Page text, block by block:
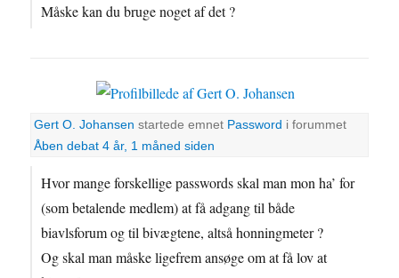
Måske kan du bruge noget af det ?
Gert O. Johansen startede emnet Password i forummet
Åben debat 4 år, 1 måned siden
Hvor mange forskellige passwords skal man mon ha’ for
(som betalende medlem) at få adgang til både
biavlsforum og til bivægtene, altså honningmeter ?
Og skal man måske ligefrem ansøge om at få lov at